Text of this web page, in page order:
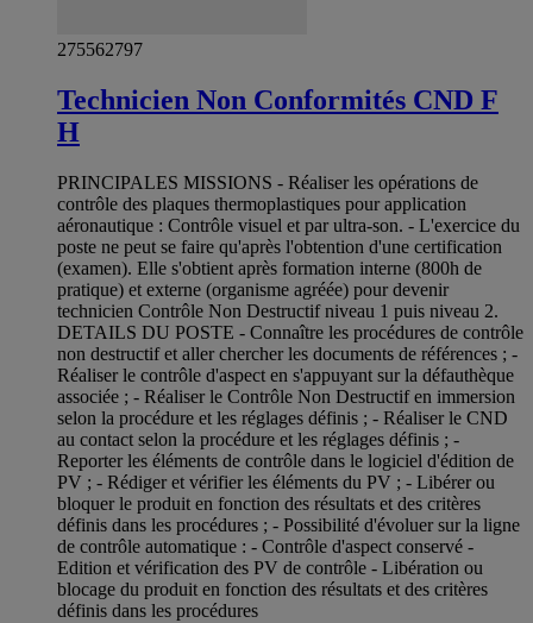
275562797
Technicien Non Conformités CND F
H
PRINCIPALES MISSIONS - Réaliser les opérations de
contrôle des plaques thermoplastiques pour application
aéronautique : Contrôle visuel et par ultra-son. - L'exercice du
poste ne peut se faire qu'après l'obtention d'une certification
(examen). Elle s'obtient après formation interne (800h de
pratique) et externe (organisme agréée) pour devenir
technicien Contrôle Non Destructif niveau 1 puis niveau 2.
DETAILS DU POSTE - Connaître les procédures de contrôle
non destructif et aller chercher les documents de références ; -
Réaliser le contrôle d'aspect en s'appuyant sur la défauthèque
associée ; - Réaliser le Contrôle Non Destructif en immersion
selon la procédure et les réglages définis ; - Réaliser le CND
au contact selon la procédure et les réglages définis ; -
Reporter les éléments de contrôle dans le logiciel d'édition de
PV ; - Rédiger et vérifier les éléments du PV ; - Libérer ou
bloquer le produit en fonction des résultats et des critères
définis dans les procédures ; - Possibilité d'évoluer sur la ligne
de contrôle automatique : - Contrôle d'aspect conservé -
Edition et vérification des PV de contrôle - Libération ou
blocage du produit en fonction des résultats et des critères
définis dans les procédures